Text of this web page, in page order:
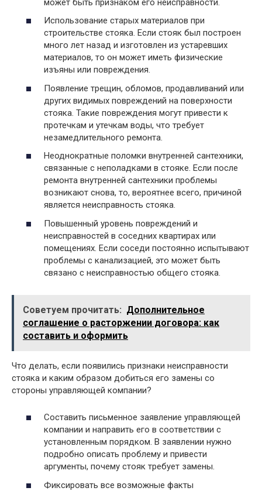
может быть признаком его неисправности.
Использование старых материалов при
строительстве стояка. Если стояк был построен
много лет назад и изготовлен из устаревших
материалов, то он может иметь физические
изъяны или повреждения.
Появление трещин, обломов, продавливаний или
других видимых повреждений на поверхности
стояка. Такие повреждения могут привести к
протечкам и утечкам воды, что требует
незамедлительного ремонта.
Неоднократные поломки внутренней сантехники,
связанные с неполадками в стояке. Если после
ремонта внутренней сантехники проблемы
возникают снова, то, вероятнее всего, причиной
является неисправность стояка.
Повышенный уровень повреждений и
неисправностей в соседних квартирах или
помещениях. Если соседи постоянно испытывают
проблемы с канализацией, это может быть
связано с неисправностью общего стояка.
Советуем прочитать: Дополнительное
соглашение о расторжении договора: как
составить и оформить
Что делать, если появились признаки неисправности
стояка и каким образом добиться его замены со
стороны управляющей компании?
Составить письменное заявление управляющей
компании и направить его в соответствии с
установленным порядком. В заявлении нужно
подробно описать проблему и привести
аргументы, почему стояк требует замены.
Фиксировать все возможные факты